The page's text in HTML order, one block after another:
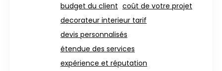
budget du client coût de votre projet
decorateur interieur tarif
devis personnalisés
étendue des services
expérience et réputation